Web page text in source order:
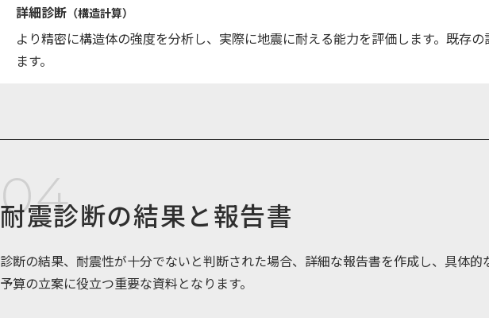
詳細診断 （構造計算）
より精密に構造体の強度を分析し、実際に地震に耐える能力を評価します。既存
ます。
耐震診断の結果と報告書
診断の結果、耐震性が十分でないと判断された場合、詳細な報告書を作成し、具体
予算の立案に役立つ重要な資料となります。